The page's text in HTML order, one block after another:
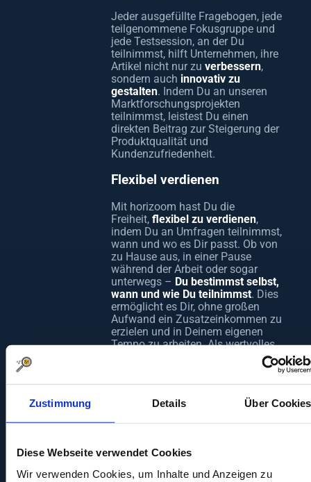
Zustimmung Details Über Cookies
Diese Webseite verwendet Cookies
Wir verwenden Cookies, um Inhalte und Anzeigen zu
Jeder ausgefüllte Fragebogen, jede
teilgenommene Fokusgruppe und
jede Testsession, an der Du
teilnimmst, hilft Unternehmen, ihre
Artikel nicht nur zu verbessern,
sondern auch innovativ zu
gestalten. Indem Du an unseren
Marktforschungsprojekten
teilnimmst, leistest Du einen
direkten Beitrag zur Steigerung der
Produktqualität und
Kundenzufriedenheit.
Flexibel verdienen
Mit horizoom hast Du die
Freiheit, flexibel zu verdienen,
indem Du an Umfragen teilnimmst,
wann und wo es Dir passt. Ob von
zu Hause aus, in einer Pause
während der Arbeit oder sogar
unterwegs – Du bestimmst selbst,
wann und wie Du teilnimmst. Dies
ermöglicht es Dir, ohne großen
Aufwand ein Zusatzeinkommen zu
erzielen und in Deinem eigenen
Tempo zu arbeiten. Als wertvolles
Mitglied unserer Community bist Du
einaktiver Mitgestalter der
. Du erhältst regelmäßig
Einladungen zu Studien, die auf
Deine Interessen und Dein Profil
einbringen und Einfluss nehmen –
alles in einer dynamischen und